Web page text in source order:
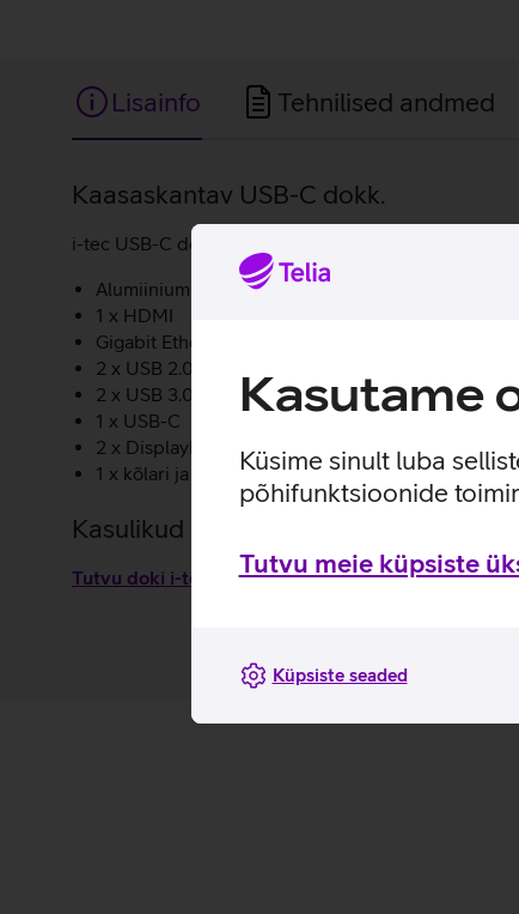
Kasutame
Küsime sinult luba
põhifunktsioonide
Tutvu meie küpsiste
Küpsiste seaded
Lisainfo Tehnilised andmed
Lisainfo
Kaasaskantav USB-C dokk.
i-tec USB-C dokk võimaldab kiirelt ja mugavalt oma
Alumiiniumist korpus.
1 x HDMI
Gigabit Ethernet RJ-45
2 x USB 2.0
2 x USB 3.0
1 x USB-C
2 x DisplayPort
1 x kõlari ja mikrofoni ühine pesa
Kasulikud lingid
Tutvu doki i-tec USB-C omaduste ja